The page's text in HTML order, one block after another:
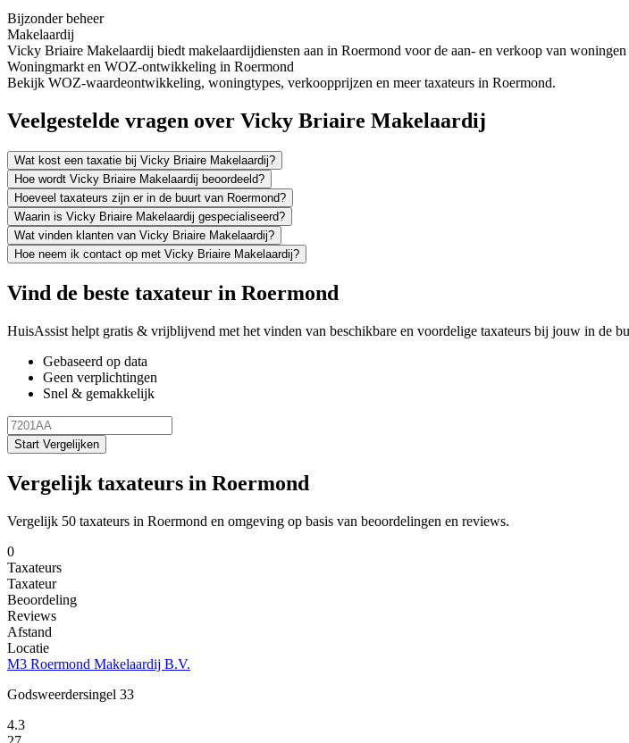
Bijzonder beheer
Makelaardij
Vicky Briaire Makelaardij biedt makelaardijdiensten aan in Roermond voor de aan- en verkoop van woningen
Woningmarkt en WOZ-ontwikkeling in Roermond
Bekijk WOZ-waardeontwikkeling, woningtypes, verkoopprijzen en meer taxateurs in Roermond.
Veelgestelde vragen over Vicky Briaire Makelaardij
Wat kost een taxatie bij Vicky Briaire Makelaardij?
Hoe wordt Vicky Briaire Makelaardij beoordeeld?
Hoeveel taxateurs zijn er in de buurt van Roermond?
Waarin is Vicky Briaire Makelaardij gespecialiseerd?
Wat vinden klanten van Vicky Briaire Makelaardij?
Hoe neem ik contact op met Vicky Briaire Makelaardij?
Vind de beste taxateur in Roermond
HuisAssist helpt gratis & vrijblijvend met het vinden van beschikbare en voordelige taxateurs bij jouw in de
Gebaseerd op data
Geen verplichtingen
Snel & gemakkelijk
Start Vergelijken
Vergelijk taxateurs in Roermond
Vergelijk 50 taxateurs in Roermond en omgeving op basis van beoordelingen en reviews.
0
Taxateurs
Taxateur
Beoordeling
Reviews
Afstand
Locatie
M3 Roermond Makelaardij B.V.
Godsweerdersingel 33
4.3